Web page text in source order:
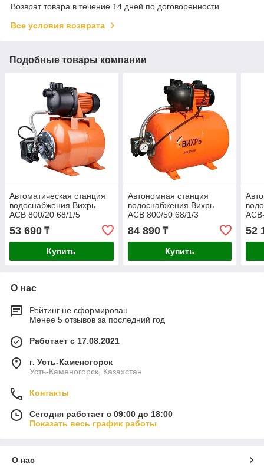
Возврат товара в течение 14 дней по договоренности
Все условия возврата
Подобные товары компании
Автоматическая станция
водоснабжения Вихрь
АСВ 800/20 68/1/5
53 690 ₸
Купить
Автономная станция
водоснабжения Вихрь
АСВ 800/50 68/1/3
84 890₸
Купить
52
О нас
Рейтинг не сформирован
Менее 5 отзывов за последний год
Работает с 17.08.2021
г. Усть-Каменогорск
Усть-Каменогорск, Казахстан
Контакты
Сегодня работает с 09:00 до 18:00
Показать весь график работы
О нас